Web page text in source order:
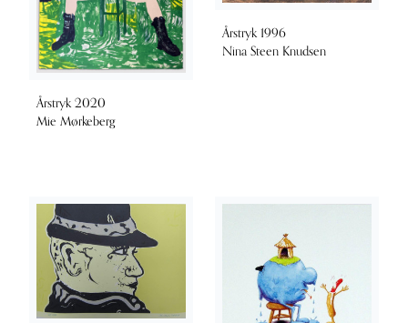
Årstryk 2020
Mie Mørkeberg
Årstryk 1996
Nina Steen Knudsen